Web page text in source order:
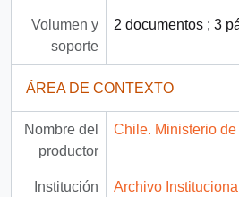
Volumen y
soporte
2 documentos ; 3
ÁREA DE CONTEXTO
Nombre del
productor
Chile. Ministerio
Institución
Archivo